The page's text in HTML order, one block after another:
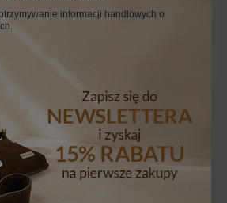
informacji handlowych o